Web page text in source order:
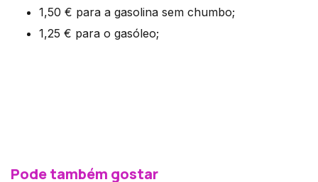
1,50 € para a gasolina sem chumbo;
1,25 € para o gasóleo;
Pode também gostar